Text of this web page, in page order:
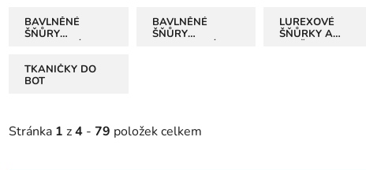
BAVLNĚNÉ
ŠŇŮRY
BAVLNĚNÉ
ŠŇŮRY
LUREXOVÉ
ŠŇŮRKY A
TKANIČKY DO
BOT
Stránka 1 z4 - 79 položek celkem